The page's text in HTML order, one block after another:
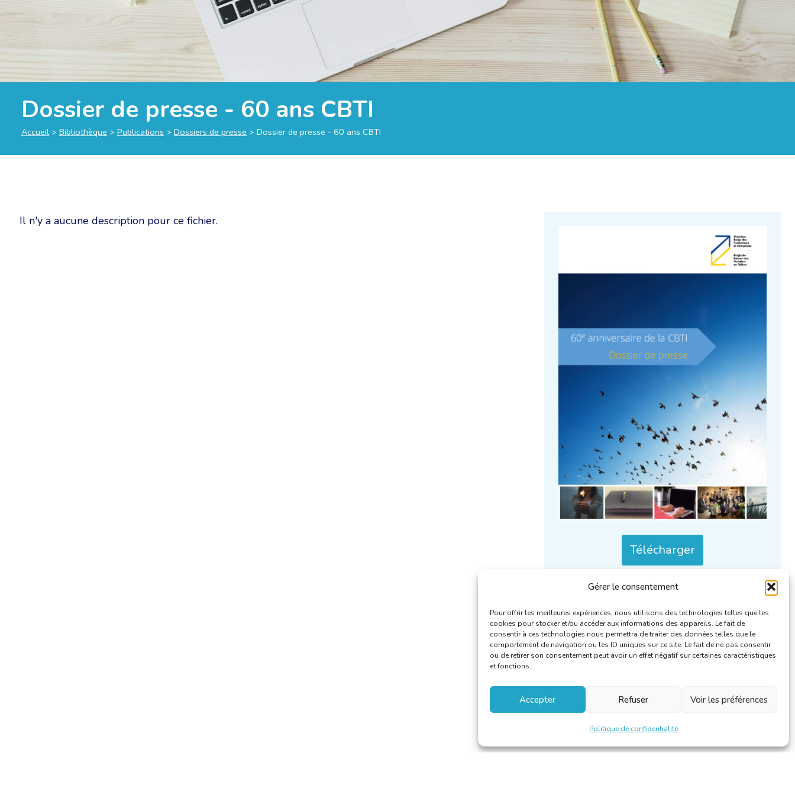
Gérer le consentement
Pour offrir les meilleures expériences, nous utilisons des technologies telles que les
cookies pour stocker et/ou accéder aux informations des appareils. Le fait de
consentir à ces technologies nous permettra de traiter des données telles que le
comportement de navigation ou les ID uniques sur ce site. Le fait de ne pas consentir
ou de retirer son consentement peut avoir un effet négatif sur certaines caractéristiques
et fonctions.
Accepter Refuser Voir les préférences
Politique de confidentialité
Dossier de presse - 60 ans CBTI
Accueil > Bibliothèque > Publications > Dossiers de presse > Dossier de presse - 60 ans CBTI
Il n'y a aucune description pour ce fichier.
Télécharger
Uniquement / aussi disponible en :
Catégories :
Dossiers de presse